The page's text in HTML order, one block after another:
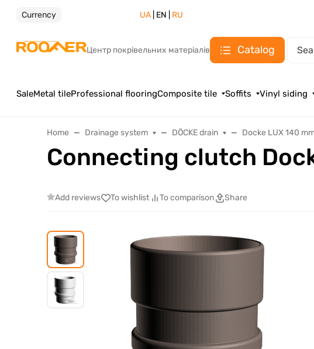
Currency UA| EN | RU
Центр покрівельних матеріалів Catalog
SaleMetal tileProfessional flooringComposite tile Soffits Vinyl siding
Home Drainage system DÖCKE drain Docke LUX 140
Connecting clutch
Add reviews To wishlist To comparison Share